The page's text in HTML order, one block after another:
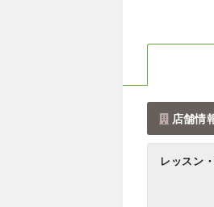
店舗情
レッスン